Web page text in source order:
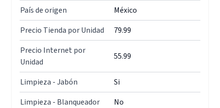
País de origen
México
Precio Tienda por Unidad
79.99
Precio Internet por
Unidad
55.99
Limpieza - Jabón
Si
Limpieza - Blanqueador
No